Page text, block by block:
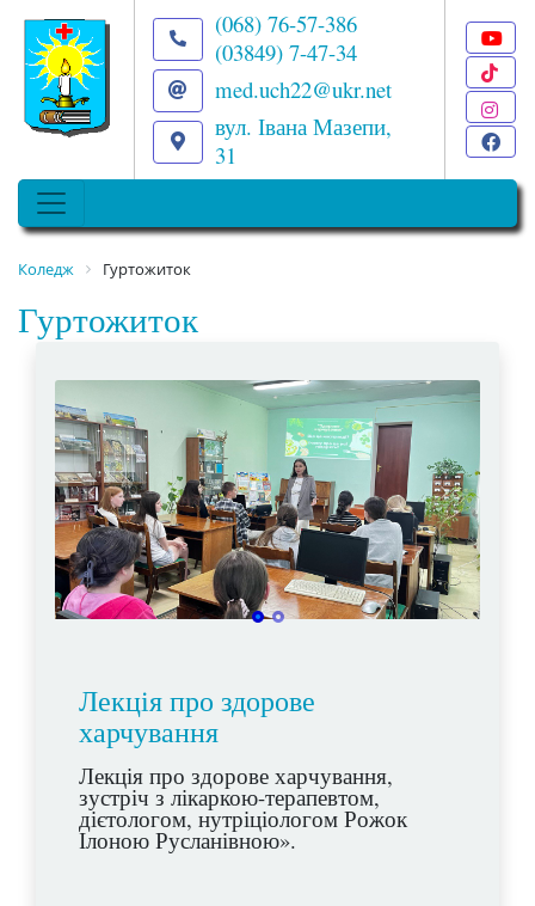
(068) 76-57-386
(03849) 7-47-34
med.uch22@ukr.net
вул. Івана Мазепи,
31
Коледж Гуртожиток
Гуртожиток
Лекція про здорове
харчування
Лекція про здорове харчування,
зустріч з лікаркою-терапевтом,
дієтологом, нутріціологом Рожок
Ілоною Русланівною».